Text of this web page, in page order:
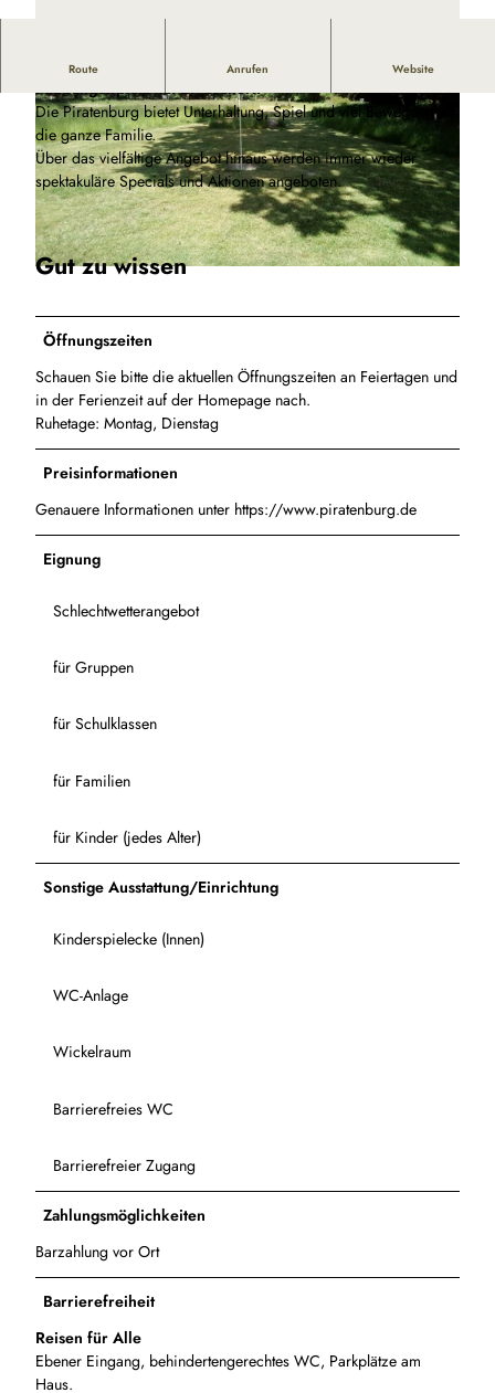
L
o
g
P
a
t
e
n
u
© CC0
Route Anrufen Website
Indoorspielparadies für Kinder - Kindergeburtstag feiern -
Fußballgolfplatz mit 27 Löchern
Die Piratenburg bietet Unterhaltung, Spiel und viel Bewegung für
die ganze Familie.
Über das vielfältige Angebot hinaus werden immer wieder
spektakuläre Specials und Aktionen angeboten.
Gut zu wissen
Öffnungszeiten
Schauen Sie bitte die aktuellen Öffnungszeiten an Feiertagen und
in der Ferienzeit auf der Homepage nach.
Ruhetage: Montag, Dienstag
Preisinformationen
Genauere Informationen unter https://www.piratenburg.de
Eignung
Schlechtwetterangebot
für Gruppen
für Schulklassen
für Familien
für Kinder (jedes Alter)
Sonstige Ausstattung/Einrichtung
Kinderspielecke (Innen)
WC-Anlage
Wickelraum
Barrierefreies WC
Barrierefreier Zugang
Zahlungsmöglichkeiten
Barzahlung vor Ort
Barrierefreiheit
Reisen für Alle
Ebener Eingang, behindertengerechtes WC, Parkplätze am
Haus.